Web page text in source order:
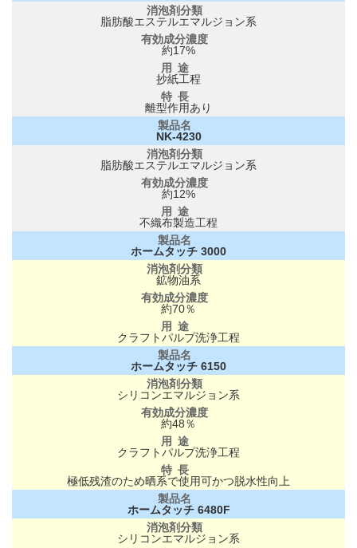
脂肪酸エステルエマルジョン系
約17%
抄紙工程
離型作用あり
NK-4230
脂肪酸エステルエマルジョン系
約12%
不織布製造工程
ホームタッチ 3000
鉱物油系
約70％
クラフトパルプ洗浄工程
ホームタッチ 6150
シリコンエマルジョン系
約48％
クラフトパルプ洗浄工程
極低残渣のため晒系で使用可かつ脱水性向上
ホームタッチ 6480F
シリコンエマルジョン系